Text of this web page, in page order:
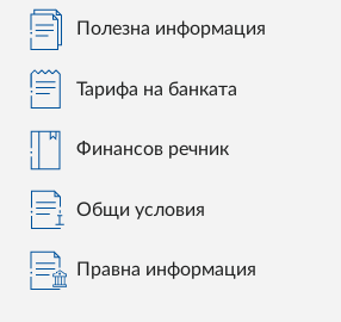
Полезна информация
Тарифа на банката
Финансов речник
Общи условия
Правна информация